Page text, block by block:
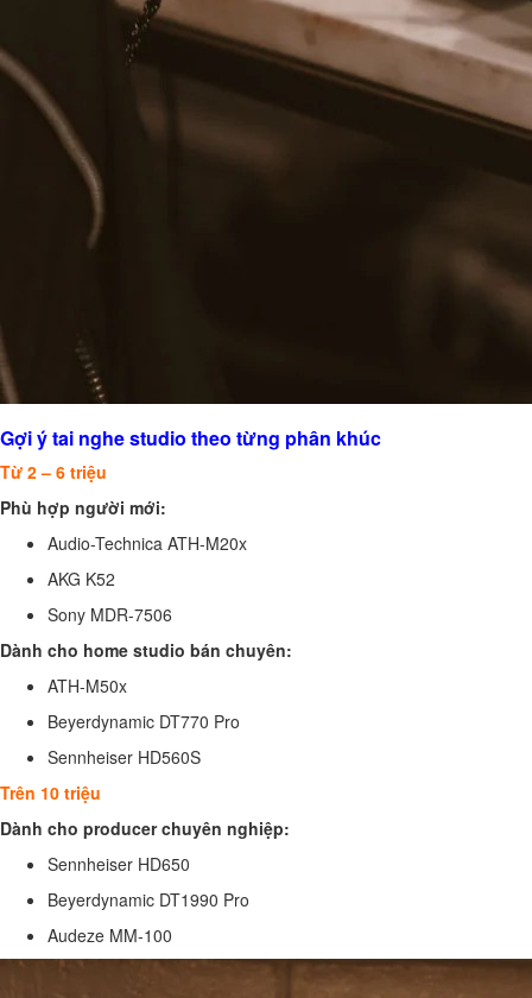
Gợi ý tai nghe studio theo từng phân khúc
Từ 2 – 6 triệu
Phù hợp người mới:
Audio-Technica ATH-M20x
AKG K52
Sony MDR-7506
Dành cho home studio bán chuyên:
ATH-M50x
Beyerdynamic DT770 Pro
Sennheiser HD560S
Trên 10 triệu
Dành cho producer chuyên nghiệp:
Sennheiser HD650
Beyerdynamic DT1990 Pro
Audeze MM-100